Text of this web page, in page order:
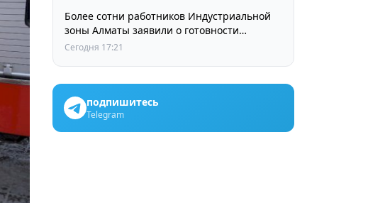
Более сотни работников Индустриальной
зоны Алматы заявили о готовности
принять участие в выборах членов
Сегодня 17:21
подпишитесь
Telegram